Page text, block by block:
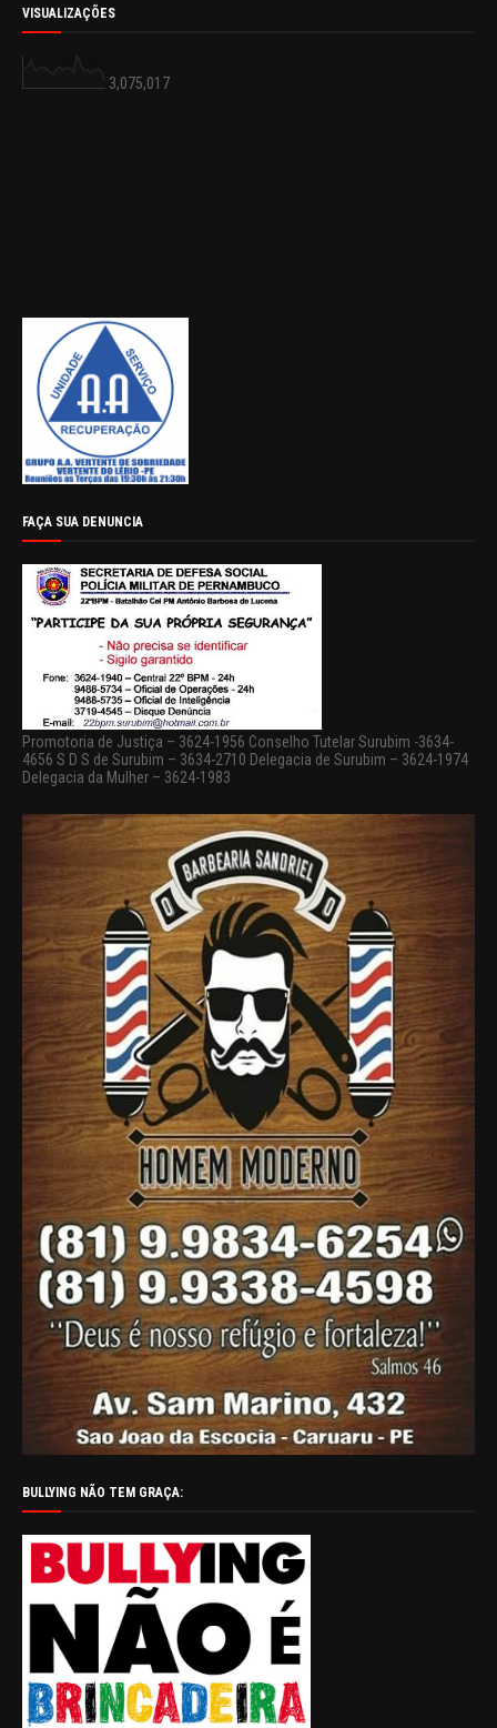
VISUALIZAÇÕES
3,075,017
FAÇA SUA DENUNCIA
Promotoria de Justiça – 3624-1956 Conselho Tutelar Surubim -3634-
4656 S D S de Surubim – 3634-2710 Delegacia de Surubim – 3624-1974
Delegacia da Mulher – 3624-1983
BULLYING NÃO TEM GRAÇA: